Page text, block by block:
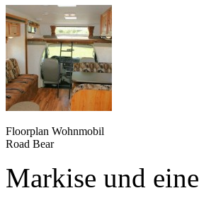
Floorplan Wohnmobil
Road Bear
Markise und